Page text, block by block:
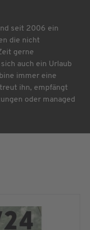
seit 2006 ein
die nicht
gerne
auch ein Urlaub
immer eine
ihn, empfängt
oder managed